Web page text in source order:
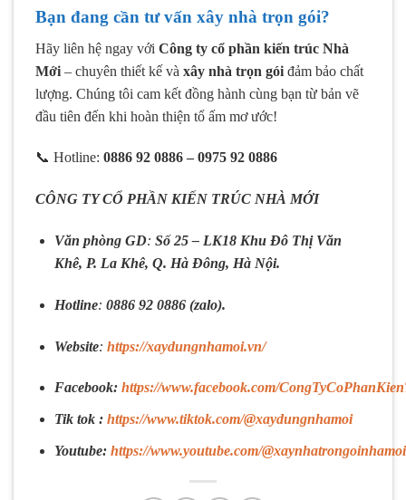
Bạn đang cần tư vấn xây nhà trọn gói?
Hãy liên hệ ngay với Công ty cổ phần kiến trúc Nhà
Mới – chuyên thiết kế và xây nhà trọn gói đảm bảo chất
lượng. Chúng tôi cam kết đồng hành cùng bạn từ bản vẽ
đầu tiên đến khi hoàn thiện tổ ấm mơ ước!
📞 Hotline: 0886 92 0886 – 0975 92 0886
CÔNG TY CỔ PHẦN KIẾN TRÚC NHÀ MỚI
Văn phòng GD: Số 25 – LK18 Khu Đô Thị Văn
Khê, P. La Khê, Q. Hà Đông, Hà Nội.
Hotline: 0886 92 0886 (zalo).
Website: https://xaydungnhamoi.vn/
Facebook: https://www.facebook.com/
Tik tok : https://www.tiktok.com/@xaydungnhamoi
Youtube: https://www.youtube.com/